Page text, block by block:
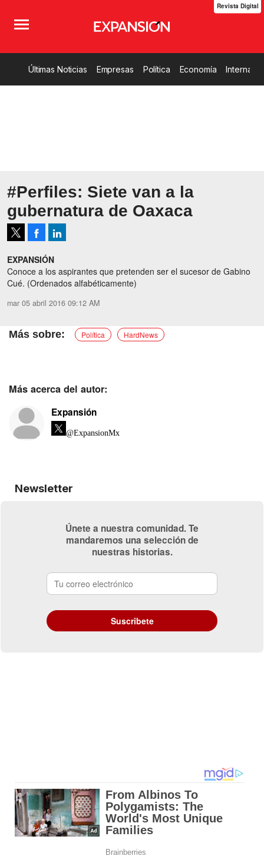
Revista Digital
Últimas Noticias Empresas Política Economía
#Perfiles: Siete van a la
gubernatura de Oaxaca
Conoce a los aspirantes que pretenden ser el sucesor de Gabino
Cué. (Ordenados alfabéticamente)
EXPANSIÓN
mar 05 abril 2016 09:12 AM
Facebook
Política HardNews
Más acerca del autor:
Expansión
@ExpansionMx
Newsletter
Únete a nuestra comunidad. Te
mandaremos una selección de
nuestras historias.